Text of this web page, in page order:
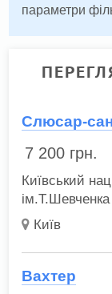
параметри
Слюсар-
7 200 грн.
Київський
ім.Т.Шевченка
Київ
Вахтер